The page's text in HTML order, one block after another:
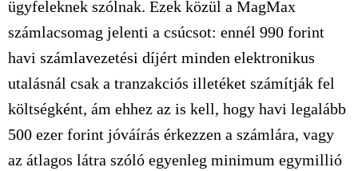
ügyfeleknek szólnak. Ezek közül a MagMax
számlacsomag jelenti a csúcsot: ennél 990 forint
havi számlavezetési díjért minden elektronikus
utalásnál csak a tranzakciós illetéket számítják fel
költségként, ám ehhez az is kell, hogy havi legalább
500 ezer forint jóváírás érkezzen a számlára, vagy
az átlagos látra szóló egyenleg minimum egymillió